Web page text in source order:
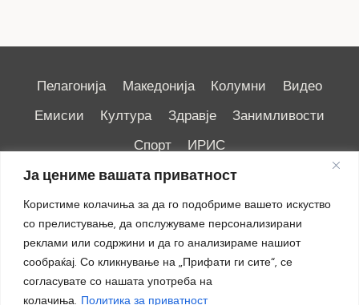
Ја цениме вашата приватност
Користиме колачиња за да го подобриме вашето искуство
со прелистување, да опслужуваме персонализирани
реклами или содржини и да го анализираме нашиот
сообраќај. Со кликнување на „Прифати ги сите“, се
согласувате со нашата употреба на
колачиња. Политика за приватност
Пелагонија Македонија Колумни
Видео
Емисии
Култура Здравје
Занимливости
Спорт
ИРИС
Импресум|Маркетинг